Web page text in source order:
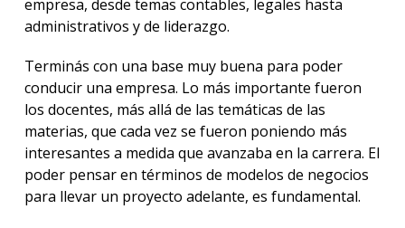
empresa, desde temas contables, legales hasta
administrativos y de liderazgo.
Terminás con una base muy buena para poder
conducir una empresa. Lo más importante fueron
los docentes, más allá de las temáticas de las
materias, que cada vez se fueron poniendo más
interesantes a medida que avanzaba en la carrera. El
poder pensar en términos de modelos de negocios
para llevar un proyecto adelante, es fundamental.